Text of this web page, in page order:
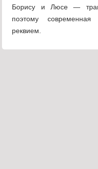
Борису и Люсе —
поэтому
реквием.